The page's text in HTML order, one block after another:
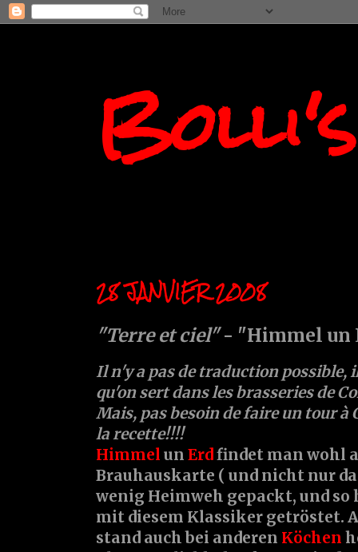
28 JANVIER 2008
"Terre et ciel"- "Himmel un
Il n'y a pas de traduction possible,
qu'on sert dans les brasseries de
Mais, pas besoin de faire un tour à
la recette!!!!
Himmel un Erdfindet man wohl
Brauhauskarte ( und nicht nur
wenig Heimweh gepackt, und
mit diesem Klassiker getröstet.
stand auch bei anderen Köchen